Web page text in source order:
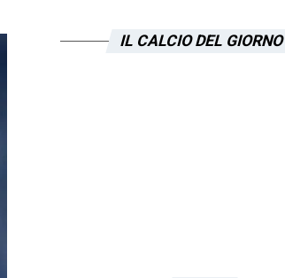
IL CALCIO DEL GIORNO